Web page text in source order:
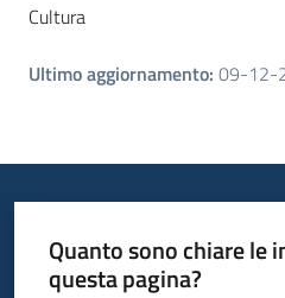
Cultura
Ultimo aggiornamento: 09-12-
Quanto sono chiare le
questa pagina?